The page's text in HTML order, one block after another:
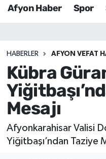
Afyon Haber Spor
HABERLER AFYON VEFAT
Kübra
Mesajı
Afyonkarahisar Valisi
Yiğitbaşı’ndan Taziye
Sağlık
Eğitim
Ekonomi